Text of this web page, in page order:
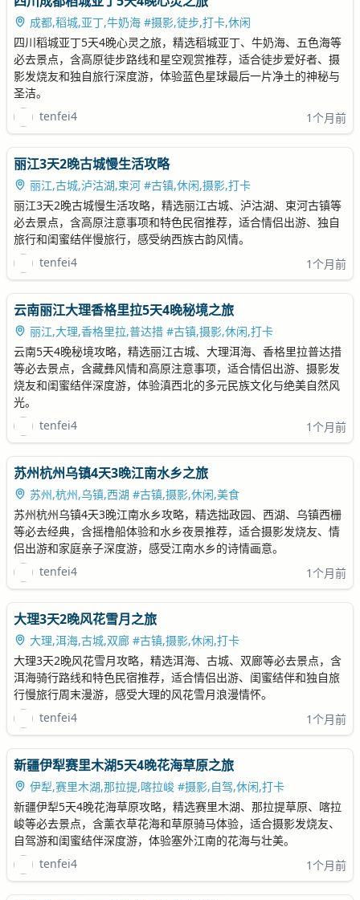
成都,稻城,亚丁,牛奶海 #摄影,徒步,打卡,休闲
四川稻城亚丁5天4晚心灵之旅，精选稻城亚丁、牛奶海、五色海等
必去景点，含高原徒步路线和星空观赏推荐，适合徒步爱好者、摄
影发烧友和独自旅行深度游，体验蓝色星球最后一片净土的神秘与
圣洁。
tenfei4
1个月前
丽江3天2晚古城慢生活攻略
丽江,古城,泸沽湖,束河 #古镇,休闲,摄影,打卡
丽江3天2晚古城慢生活攻略，精选丽江古城、泸沽湖、束河古镇等
必去景点，含高原注意事项和特色民宿推荐，适合情侣出游、独自
旅行和闺蜜结伴慢旅行，感受纳西族古韵风情。
tenfei4
1个月前
云南丽江大理香格里拉5天4晚秘境之旅
丽江,大理,香格里拉,普达措 #古镇,摄影,休闲,打卡
云南5天4晚秘境攻略，精选丽江古城、大理洱海、香格里拉普达措
等必去景点，含藏彝风情和高原注意事项，适合情侣出游、摄影发
烧友和闺蜜结伴深度游，体验滇西北的多元民族文化与绝美自然风
光。
tenfei4
1个月前
苏州杭州乌镇4天3晚江南水乡之旅
苏州,杭州,乌镇,西湖 #古镇,摄影,休闲,美食
苏州杭州乌镇4天3晚江南水乡攻略，精选拙政园、西湖、乌镇西栅
等必去经典，含摇橹船体验和水乡夜景推荐，适合摄影发烧友、情
侣出游和家庭亲子深度游，感受江南水乡的诗情画意。
tenfei4
1个月前
大理3天2晚风花雪月之旅
大理,洱海,古城,双廊 #古镇,摄影,休闲,打卡
大理3天2晚风花雪月攻略，精选洱海、古城、双廊等必去景点，含
洱海骑行路线和特色民宿推荐，适合情侣出游、闺蜜结伴和独自旅
行慢旅行周末漫游，感受大理的风花雪月浪漫情怀。
tenfei4
1个月前
新疆伊犁赛里木湖5天4晚花海草原之旅
伊犁,赛里木湖,那拉提,喀拉峻 #摄影,自驾,休闲,打卡
新疆伊犁5天4晚花海草原攻略，精选赛里木湖、那拉提草原、喀拉
峻等必去景点，含薰衣草花海和草原骑马体验，适合摄影发烧友、
自驾游和闺蜜结伴深度游，体验塞外江南的花海与壮美。
tenfei4
1个月前